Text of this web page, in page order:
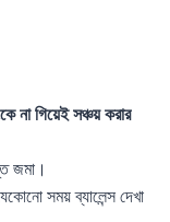
না গিয়েই সঞ্চয় করার
জমা।
সময় ব্যালেন্স দেখা